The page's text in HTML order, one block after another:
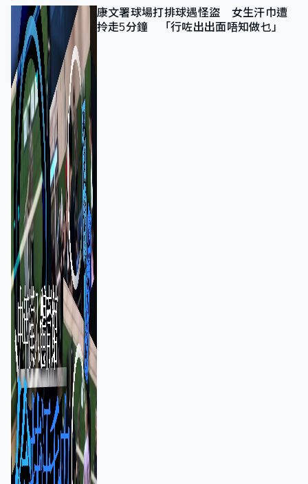
康文署球場打排球遇怪盜 女生汗巾遭
拎走5分鐘 「行咗出出面唔知做乜」